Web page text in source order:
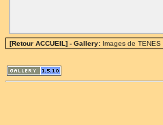
[Retour ACCUEIL] - Gallery: Images de TENES